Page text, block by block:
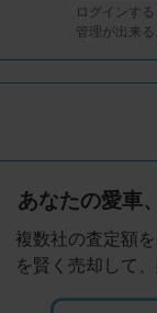
ログインす
管理が出来
あなたの愛車
複数社の査定額
を賢く売却して